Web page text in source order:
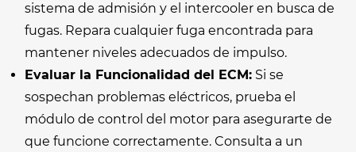
sistema de admisión y el intercooler en busca de
fugas. Repara cualquier fuga encontrada para
mantener niveles adecuados de impulso.
Evaluar la Funcionalidad del ECM: Si se
sospechan problemas eléctricos, prueba el
módulo de control del motor para asegurarte de
que funcione correctamente. Consulta a un